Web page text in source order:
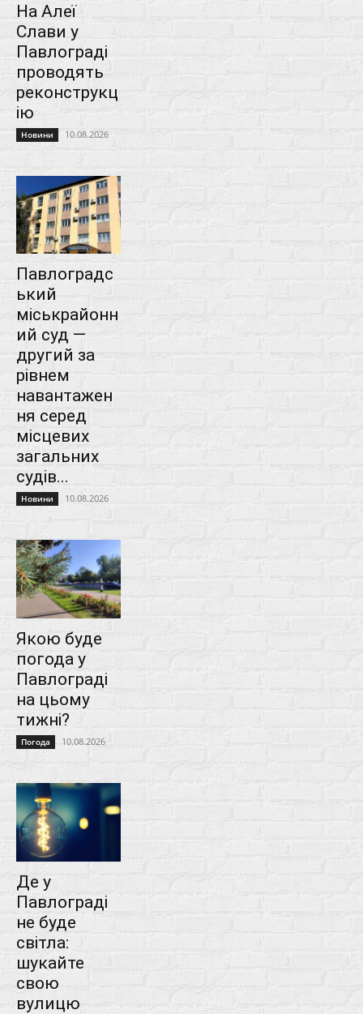
На Алеї
Слави у
Павлограді
проводять
реконструкц
ію
Новини 10.08.2026
Павлоградс
ький
міськрайонн
ий суд —
другий за
рівнем
навантажен
ня серед
місцевих
загальних
судів...
Новини 10.08.2026
Якою буде
погода у
Павлограді
на цьому
тижні?
Погода 10.08.2026
Де у
Павлограді
не буде
світла:
шукайте
свою
вулицю